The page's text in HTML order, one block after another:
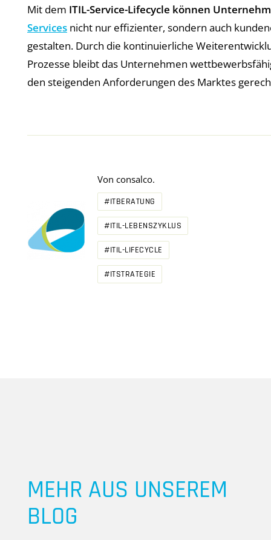
Mit dem ITIL-Service-Lifecycle können
Services nicht nur effizienter, sondern auch
gestalten. Durch die kontinuierliche
Prozesse bleibt das Unternehmen
den steigenden Anforderungen des Marktes
Von consalco.
#ITBERATUNG
#ITIL-LEBENSZYKLUS
#ITIL-LIFECYCLE
#ITSTRATEGIE
MEHR AUS UNSEREM
BLOG